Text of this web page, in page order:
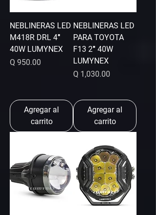
NEBLINERAS LED
M418R DRL 4″
40W LUMYNEX
Precio
Q 950.00
Agregar al
carrito
NEBLINERAS LED
PARA TOYOTA
F13 2″ 40W
LUMYNEX
Precio
Q 1,030.00
Agregar al
carrito